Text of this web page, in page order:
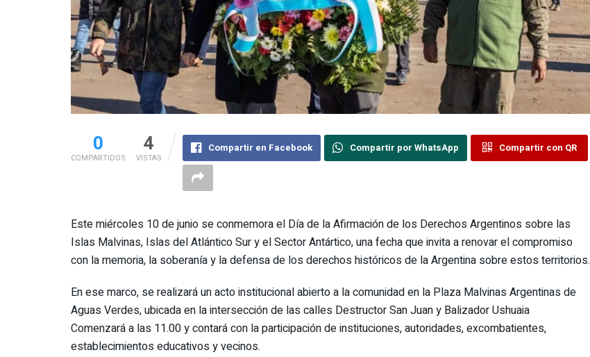
0
COMPARTIDOS
4
VISTAS
Compartir en Facebook Compartir por WhatsApp Compartir con QR
Este miércoles 10 de junio se conmemora el Día de la Afirmación de los Derechos Argentinos sobre las
Islas Malvinas, Islas del Atlántico Sur y el Sector Antártico, una fecha que invita a renovar el compromiso
con la memoria, la soberanía y la defensa de los derechos históricos de la Argentina sobre estos territorios.
En ese marco, se realizará un acto institucional abierto a la comunidad en la Plaza Malvinas Argentinas de
Aguas Verdes, ubicada en la intersección de las calles Destructor San Juan y Balizador Ushuaia
Comenzará a las 11.00 y contará con la participación de instituciones, autoridades, excombatientes,
establecimientos educativos y vecinos.